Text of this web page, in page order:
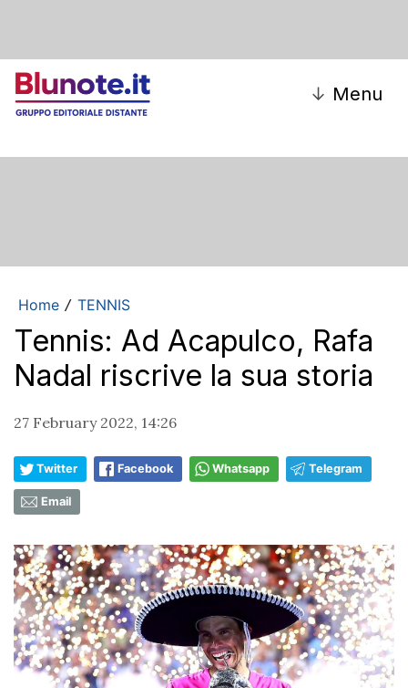
↓ Menu
Home / TENNIS
Tennis: Ad Acapulco, Rafa
Nadal riscrive la sua storia
27 February 2022, 14:26
Twitter Facebook Whatsapp Telegram
Email